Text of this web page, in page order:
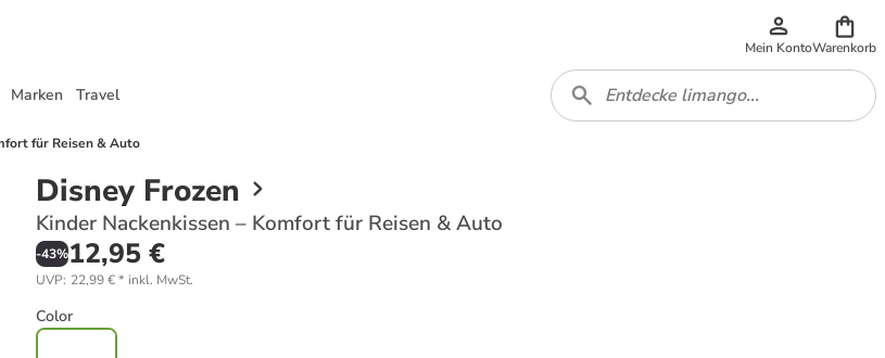
Mein KontoWarenkorb
Marken Travel
für Reisen & Auto
Disney Frozen
Kinder Nackenkissen – Komfort für Reisen & Auto
-43%12,95 €
UVP: 22,99 €* inkl. MwSt.
Color